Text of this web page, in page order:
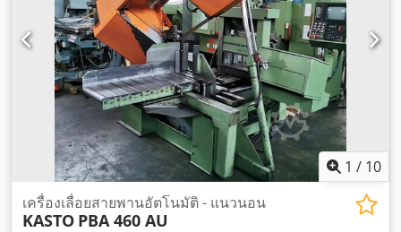
1 / 10
เครื่องเลื่อยสายพานอัตโนมัติ - แนวนอน
KASTO PBA 460 AU